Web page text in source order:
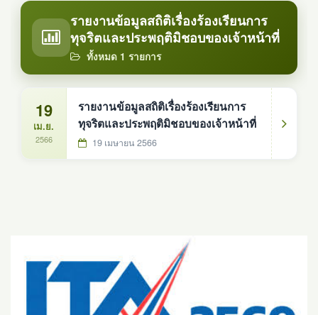
รายงานข้อมูลสถิติเรื่องร้องเรียนการ
ทุจริตและประพฤติมิชอบของเจ้าหน้าที่
ทั้งหมด 1 รายการ
19
เม.ย.
2566
รายงานข้อมูลสถิติเรื่องร้องเรียนการ
ทุจริตและประพฤติมิชอบของเจ้าหน้าที่
19 เมษายน 2566